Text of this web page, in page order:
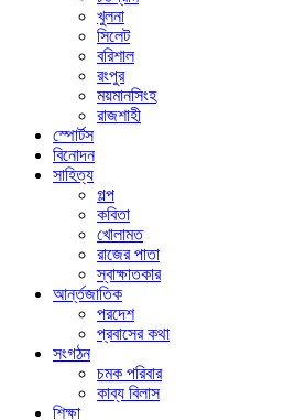
খুলনা
সিলেট
বরিশাল
রংপুর
ময়মানসিংহ
রাজশাহী
স্পোর্টস
বিনোদন
সাহিত্য
গল্প
কবিতা
খোলামত
রাজের পাতা
স্বাক্ষাতকার
আর্ন্তজাতিক
পরদেশ
প্রবাসের কথা
সংগঠন
চমক পরিবার
কাব্য বিলাস
শিক্ষা